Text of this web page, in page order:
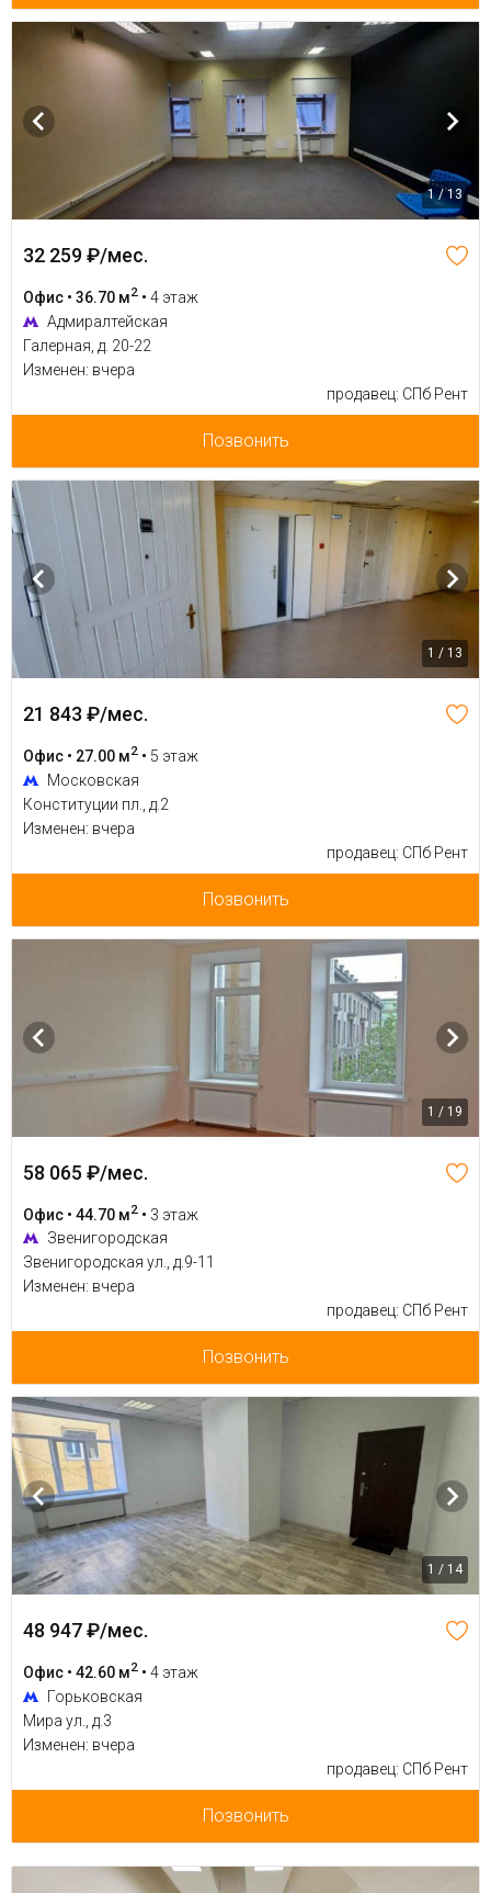
1 / 13
32 259 ₽/мес.
Офис • 36.70 м2 • 4 этаж
Адмиралтейская
Галерная, д. 20-22
Изменен: вчера
продавец: СПб Рент
Позвонить
1 / 13
21 843 ₽/мес.
Офис • 27.00 м2 • 5 этаж
Московская
Конституции пл., д.2
Изменен: вчера
продавец: СПб Рент
Позвонить
1 / 19
58 065 ₽/мес.
Офис • 44.70 м2 • 3 этаж
Звенигородская
Звенигородская ул., д.9-11
Изменен: вчера
продавец: СПб Рент
Позвонить
1 / 14
48 947 ₽/мес.
Офис • 42.60 м2 • 4 этаж
Горьковская
Мира ул., д.3
Изменен: вчера
продавец: СПб Рент
Позвонить